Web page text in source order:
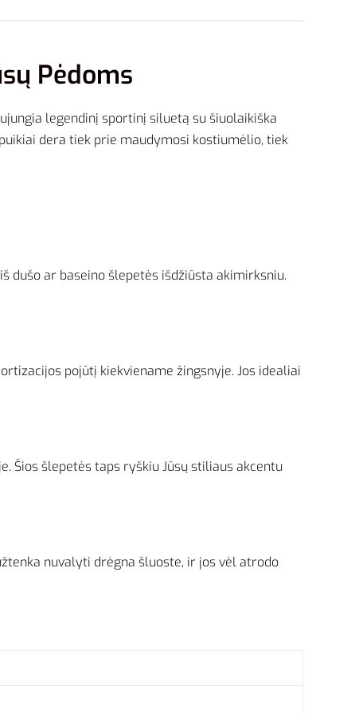
Pėdoms
legendinį sportinį siluetą su šiuolaikiška
dera tiek prie maudymosi kostiumėlio, tiek
dušo ar baseino šlepetės išdžiūsta akimirksniu.
pojūtį kiekviename žingsnyje. Jos idealiai
Šios šlepetės taps ryškiu Jūsų stiliaus akcentu
nuvalyti drėgna šluoste, ir jos vėl atrodo